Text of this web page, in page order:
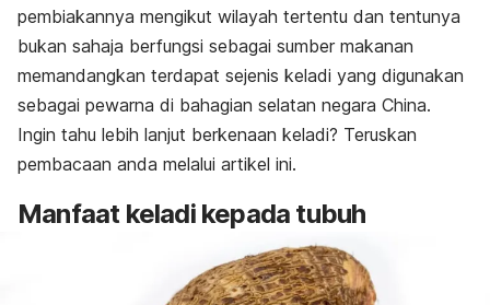
pembiakannya mengikut wilayah tertentu dan tentunya
bukan sahaja berfungsi sebagai sumber makanan
memandangkan terdapat sejenis keladi yang digunakan
sebagai pewarna di bahagian selatan negara China.
Ingin tahu lebih lanjut berkenaan keladi? Teruskan
pembacaan anda melalui artikel ini.
Manfaat keladi kepada tubuh